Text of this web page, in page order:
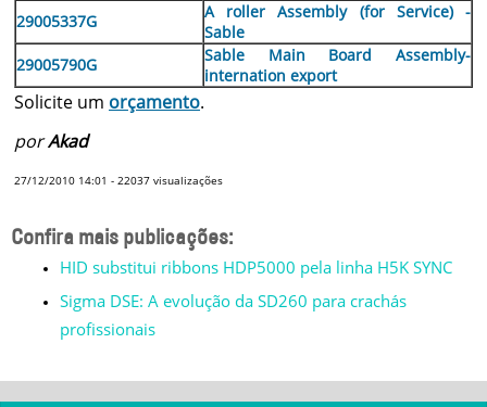
29005337G
A roller Assembly (for Service) -
Sable
29005790G
Sable Main Board Assembly-
internation export
Solicite um orçamento.
porAkad
27/12/2010 14:01 - 22037 visualizações
Confira mais publicações:
HID substitui ribbons HDP5000 pela linha H5K SYNC
Sigma DSE: A evolução da SD260 para crachás
profissionais